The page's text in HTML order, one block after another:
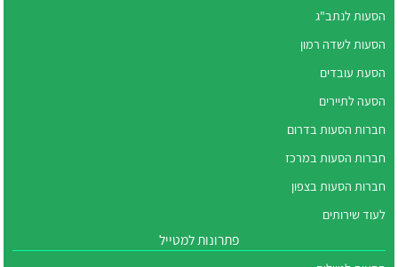
הסעות לנתב"ג
הסעות לשדה רמון
הסעת עובדים
הסעה לתיירים
חברות הסעות בדרום
חברות הסעות במרכז
חברות הסעות בצפון
לעוד שירותים
פתרונות למטייל